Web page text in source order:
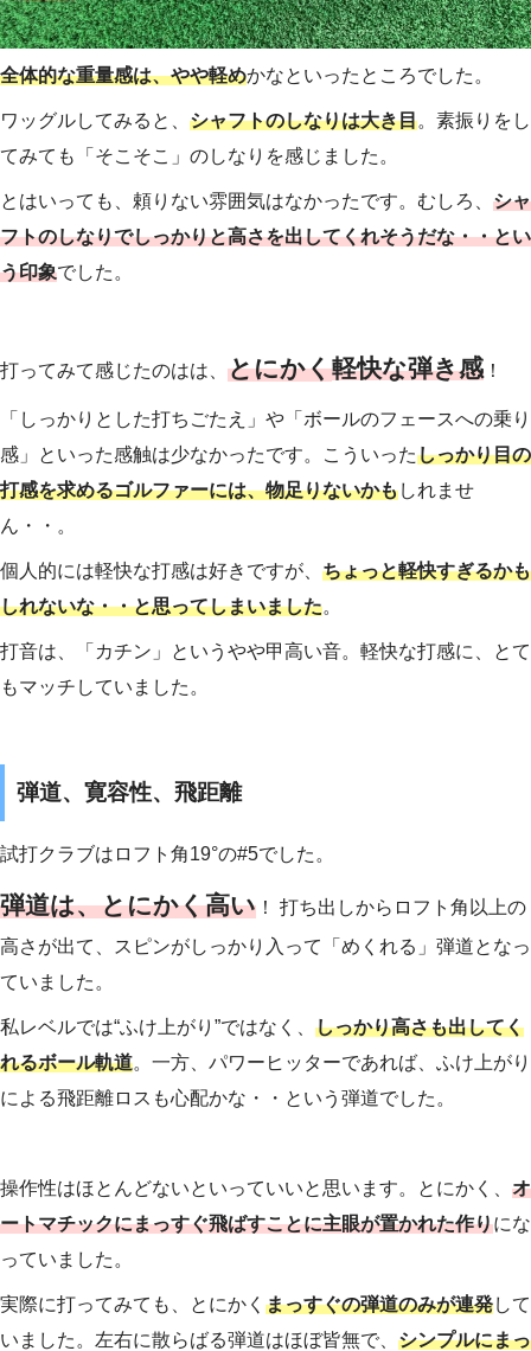
全体的な重量感は、やや軽めかなといったところでした。
ワッグルしてみると、 シャフトのしなりは大き目。素振りをし
てみても「そこそこ」のしなりを感じました。
とはいっても、頼りない雰囲気はなかったです。むしろ、 シャ
フトのしなりでしっかりと高さを出してくれそうだな・・とい
う印象でした。
打ってみて感じたのはは、 とにかく軽快な弾き感 ！
「しっかりとした打ちごたえ」や「ボールのフェースへの乗り
感」といった感触は少なかったです。こういったしっかり目の
打感を求めるゴルファーには、物足りないかもしれませ
ん・・。
個人的には軽快な打感は好きですが、 ちょっと軽快すぎるかも
しれないな・・と思ってしまいました。
打音は、「カチン」というやや甲高い音。軽快な打感に、とて
もマッチしていました。
弾道、寛容性、飛距離
試打クラブはロフト角19°の#5でした。
弾道は、とにかく高い ！ 打ち出しからロフト角以上の
高さが出て、スピンがしっかり入って「めくれる」弾道となっ
ていました。
私レベルでは“ふけ上がり”ではなく、 しっかり高さも出してく
れるボール軌道。一方、パワーヒッターであれば、ふけ上がり
による飛距離ロスも心配かな・・という弾道でした。
操作性はほとんどないといっていいと思います。とにかく、 オ
ートマチックにまっすぐ飛ばすことに主眼が置かれた作りにな
っていました。
実際に打ってみても、とにかく まっすぐの弾道のみが連発して
いました。左右に散らばる弾道はほぼ皆無で、 シンプルにまっ